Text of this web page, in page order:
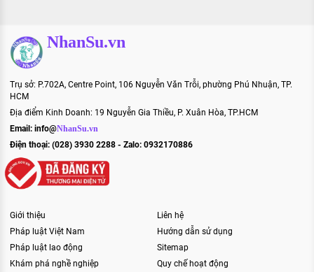
NhanSu.vn
Trụ sở: P.702A, Centre Point, 106 Nguyễn Văn Trỗi, phường Phú Nhuận, TP.
HCM
Địa điểm Kinh Doanh: 19 Nguyễn Gia Thiều, P. Xuân Hòa, TP.HCM
Email: info@NhanSu.vn
Điện thoại: (028) 3930 2288 - Zalo: 0932170886
Giới thiệu
Pháp luật Việt Nam
Pháp luật lao động
Khám phá nghề nghiệp
Liên hệ
Hướng dẫn sử dụng
Sitemap
Quy chế hoạt động